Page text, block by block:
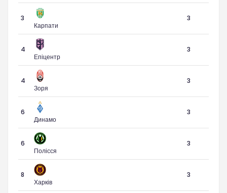
3
Карпати
3
4
Епіцентр
3
4
Зоря
3
6
Динамо
3
6
Полісся
3
8
Харків
3